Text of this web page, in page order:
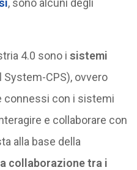
, sono alcuni degli
4.0 sono i sistemi
System-CPS), ovvero
con i sistemi
e collaborare con
alla base della
collaborazione tra i